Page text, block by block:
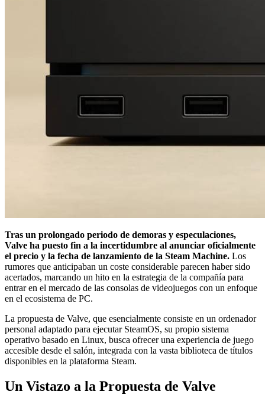
Tras un prolongado periodo de demoras y especulaciones,
Valve ha puesto fin a la incertidumbre al anunciar oficialmente
el precio y la fecha de lanzamiento de la Steam Machine. Los
rumores que anticipaban un coste considerable parecen haber sido
acertados, marcando un hito en la estrategia de la compañía para
entrar en el mercado de las consolas de videojuegos con un enfoque
en el ecosistema de PC.
La propuesta de Valve, que esencialmente consiste en un ordenador
personal adaptado para ejecutar SteamOS, su propio sistema
operativo basado en Linux, busca ofrecer una experiencia de juego
accesible desde el salón, integrada con la vasta biblioteca de títulos
disponibles en la plataforma Steam.
Un Vistazo a la Propuesta de Valve